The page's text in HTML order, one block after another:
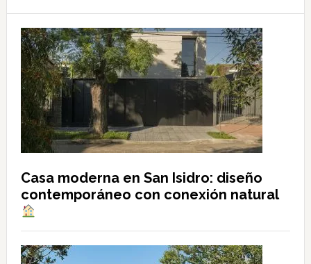
Casa moderna en San Isidro: diseño
contemporáneo con conexión natural